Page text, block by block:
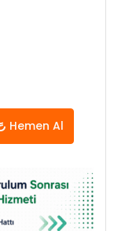
Hemen Al